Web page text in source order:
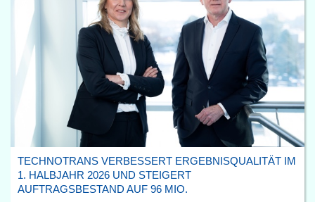
TECHNOTRANS VERBESSERT ERGEBNISQUALITÄT IM
1. HALBJAHR 2026 UND STEIGERT
AUFTRAGSBESTAND AUF 96 MIO.